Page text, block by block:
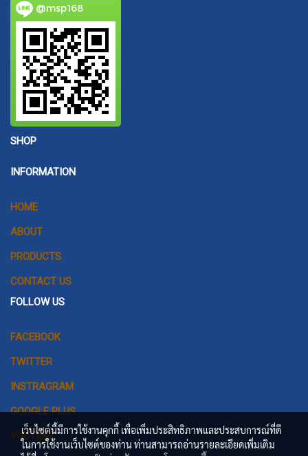
@msp168
SHOP
INFORMATION
HOME
ABOUT
PRODUCTS
CONTACT US
FOLLOW US
FACEBOOK
TWITTER
INSTRAGRAM
GOOGLE PLUS
YOUTUBE
เว็บไซต์นี้มีการใช้งานคุกกี้ เพื่อเพิ่มประสิทธิภาพและประสบการณ์ที่ดี
ในการใช้งานเว็บไซต์ของท่าน ท่านสามารถอ่านรายละเอียดเพิ่มเติม